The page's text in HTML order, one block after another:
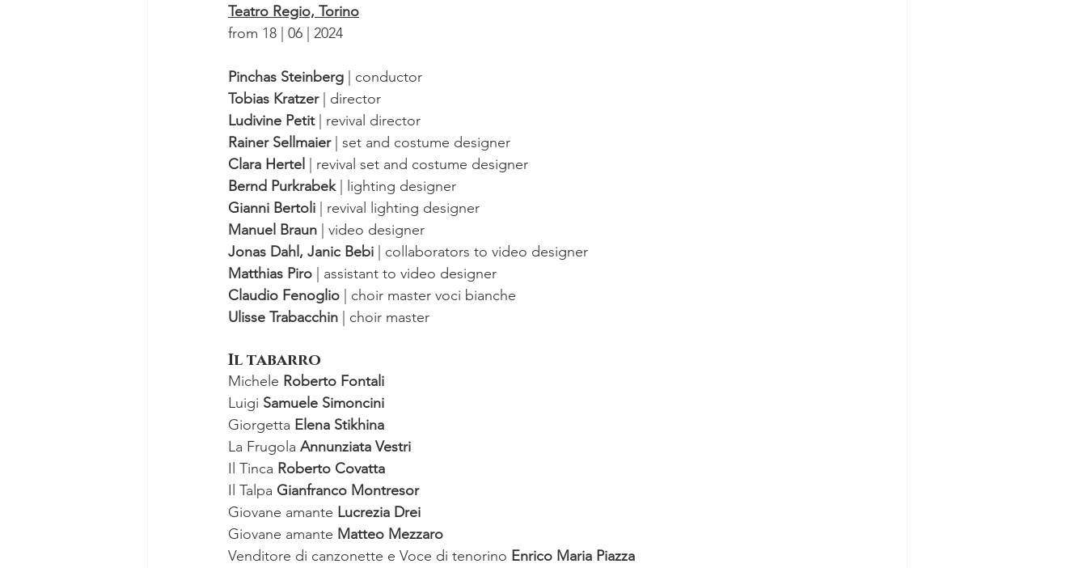
Teatro Regio, Torino
from 18 | 06 | 2024
Pinchas Steinberg | conductor
Tobias Kratzer | director
Ludivine Petit | revival director
Rainer Sellmaier | set and costume designer
Clara Hertel
| revival set and costume designer
Bernd Purkrabek | lighting designer
Gianni Bertoli | revival lighting designer
Manuel Braun | video designer
Jonas Dahl, Janic Bebi | collaborators to video designer
Matthias Piro | assistant to video designer
Claudio Fenoglio | choir master voci bianche
Ulisse Trabacchin | choir master
Il tabarro
Michele Roberto Fontali
Luigi Samuele Simoncini
Giorgetta Elena Stikhina
La Frugola Annunziata Vestri
Il Tinca Roberto Covatta
Il Talpa Gianfranco Montresor
Giovane amante Lucrezia Drei
Giovane amante Matteo Mezzaro
Venditore di canzonette e Voce di tenorino Enrico Maria Piazza